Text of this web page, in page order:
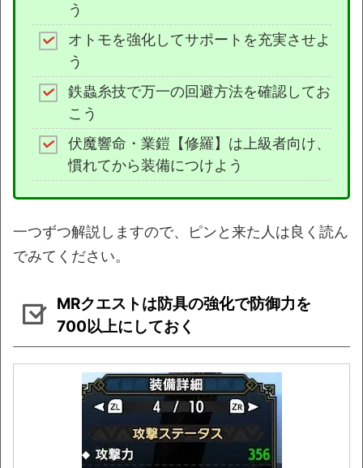
う
オトモを強化してサポートを充実させよ
う
鉄蟲糸技で万一の回避方法を確認してお
こう
伏魔響命・業鎧【修羅】は上級者向け、
慣れてから装備につけよう
一つずつ解説しますので、ピンと来た人は良く読ん
でみてください。
MRクエストは防具の強化で防御力を
700以上にしておく